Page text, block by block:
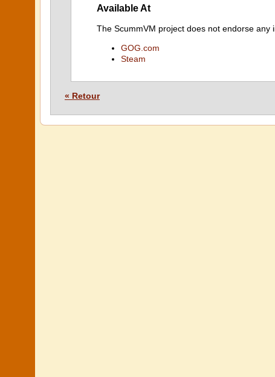
Available At
The ScummVM project does not endorse any
GOG.com
Steam
« Retour